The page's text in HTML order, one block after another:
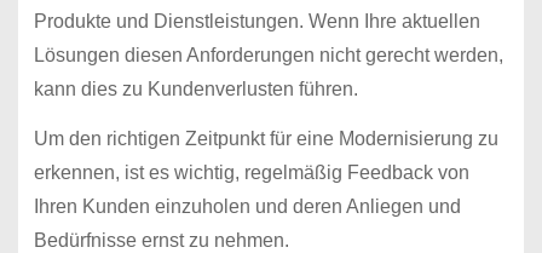
Produkte und Dienstleistungen. Wenn Ihre aktuellen
Lösungen diesen Anforderungen nicht gerecht werden,
kann dies zu Kundenverlusten führen.
Um den richtigen Zeitpunkt für eine Modernisierung zu
erkennen, ist es wichtig, regelmäßig Feedback von
Ihren Kunden einzuholen und deren Anliegen und
Bedürfnisse ernst zu nehmen.